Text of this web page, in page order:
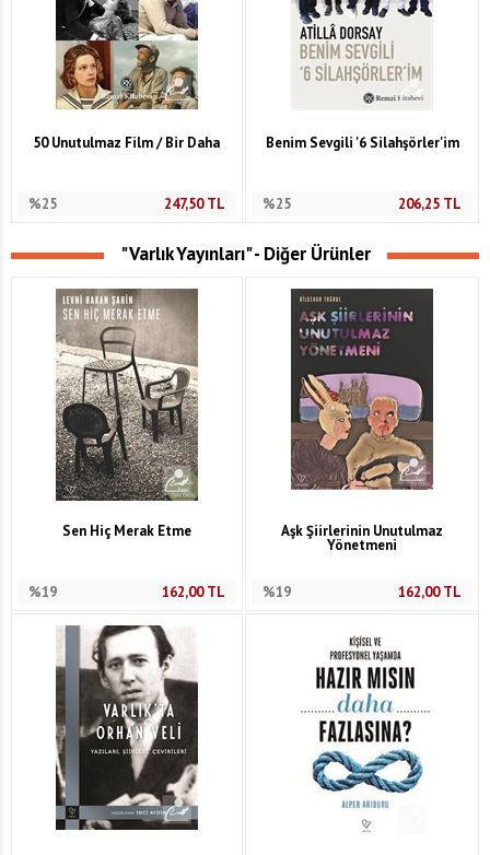
50 Unutulmaz Film / Bir Daha
%25 247,50TL
Benim Sevgili '6 Silahşörler'im
%25 206,25 TL
"Varlık Yayınları" - Diğer Ürünler
Sen Hiç Merak Etme
%19 162,00TL
Aşk Şiirlerinin Unutulmaz
Yönetmeni
%19 162,00TL